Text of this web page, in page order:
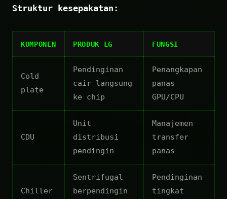
Struktur kesepakatan:
KOMPONEN PRODUK LG FUNGSI
Cold
plate
Pendinginan
cair langsung
ke chip
Penangkapan
panas
GPU/CPU
CDU
Unit
distribusi
pendingin
Manajemen
transfer
panas
Chiller
Sentrifugal
berpendingin
Pendinginan
tingkat